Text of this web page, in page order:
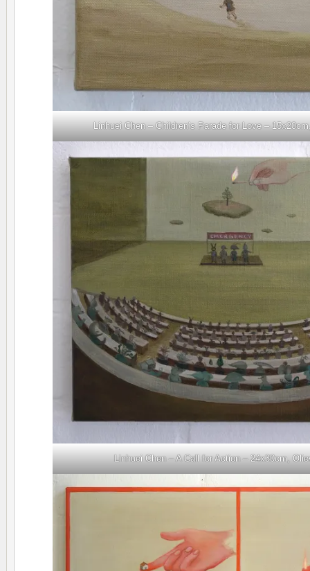
Linhuei Chen – Children’s Parade for Love –
Linhuei Chen – A Call for Action – 24x30cm,